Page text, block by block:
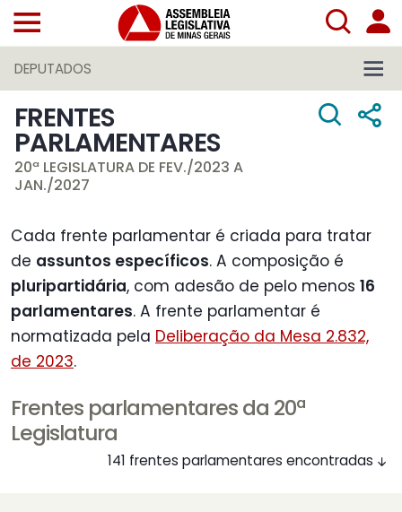
DEPUTADOS
FRENTES
PARLAMENTARES
20ª LEGISLATURA DE FEV./2023 A
JAN./2027
Cada frente parlamentar é criada para tratar
de assuntos específicos. A composição é
pluripartidária, com adesão de pelo menos 16
parlamentares. A frente parlamentar é
normatizada pela Deliberação da Mesa 2.832,
de 2023.
Frentes parlamentares da 20ª
Legislatura
141 frentes parlamentares encontradas